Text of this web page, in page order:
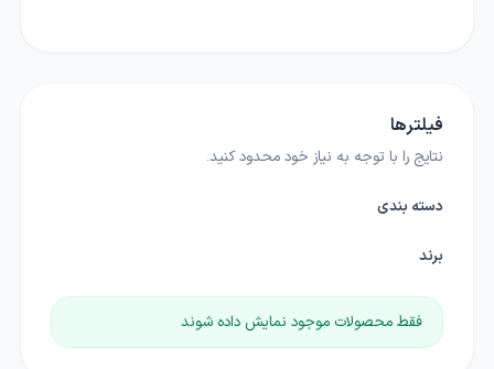
فیلترها
نتایج را با توجه به نیاز خود محدود کنید.
دسته بندی
برند
فقط محصولات موجود نمایش داده شوند